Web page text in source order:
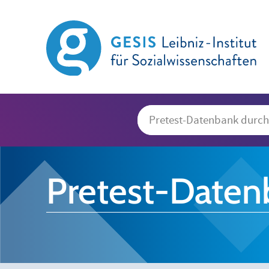
Pretest-